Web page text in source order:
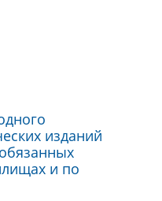
изданий
и по